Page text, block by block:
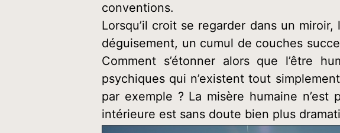
conventions.
Lorsqu’il croit se regarder dans un
déguisement, un cumul de couches
Comment s’étonner alors que l’être
psychiques qui n’existent tout
par exemple ? La misère humaine
intérieure est sans doute bien plus